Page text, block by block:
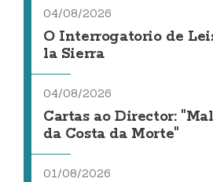
04/08/2026
O Interrogatorio de
la Sierra
04/08/2026
Cartas ao Director:
da Costa da Morte"
01/08/2026